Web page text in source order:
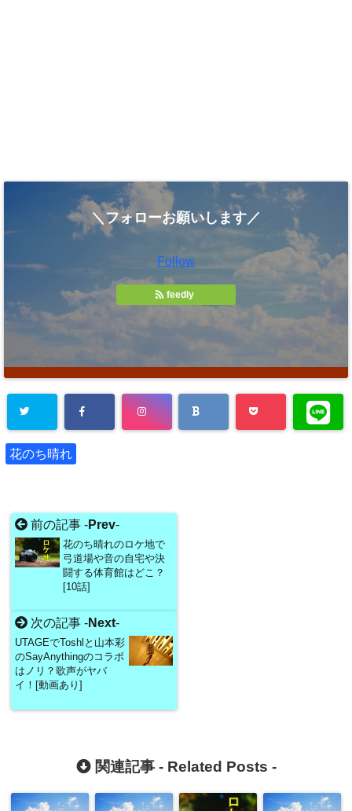
＼フォローお願いします／
Follow
feedly
花のち晴れ
前の記事 -Prev-
花のち晴れのロケ地で
弓道場や音の自宅や決
闘する体育館はどこ？
[10話]
次の記事 -Next-
UTAGEでToshlと山本彩
のSayAnythingのコラボ
はノリ？歌声がヤバ
イ！[動画あり]
関連記事 - Related Posts -